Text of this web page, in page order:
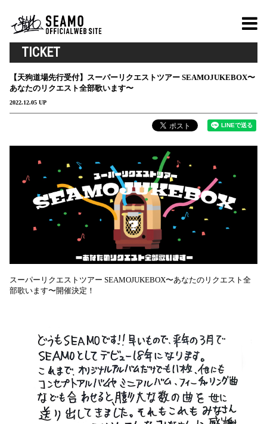
TICKET
【天狗道場先行受付】スーパーリクエストツアー SEAMOJUKEBOX〜
あなたのリクエスト全部歌います〜
2022.12.05 UP
スーパーリクエストツアー SEAMOJUKEBOX〜あなたのリクエスト全
部歌います〜開催決定！